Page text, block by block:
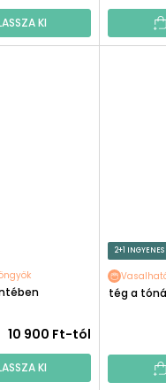
KI
10 900 Ft-tól
KI
2+1 INGYENES
Stég a